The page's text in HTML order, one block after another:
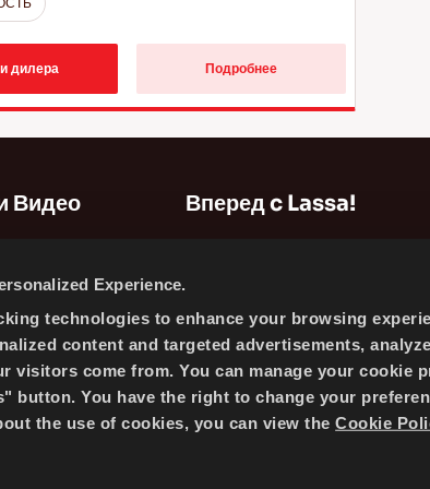
Experience.
technologies to enhance your browsing
content and targeted advertisements,
visitors come from. You can manage your cookie
button. You have the right to change your
the use of cookies, you can view theCookie
дилера Подробнее
Видео Вперед c Lassa!
Новости
Политика b Отношении Cookıe-
SABANCI TYRE MANUFACTURING AND